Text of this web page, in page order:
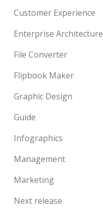
Customer Experience
Enterprise Architecture
File Converter
Flipbook Maker
Graphic Design
Guide
Infographics
Management
Marketing
Next release